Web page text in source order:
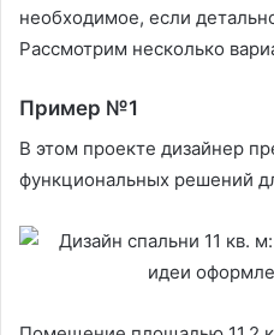
необходимое, если
Рассмотрим несколько
Пример №1
В этом проекте дизайнер
функциональных решений